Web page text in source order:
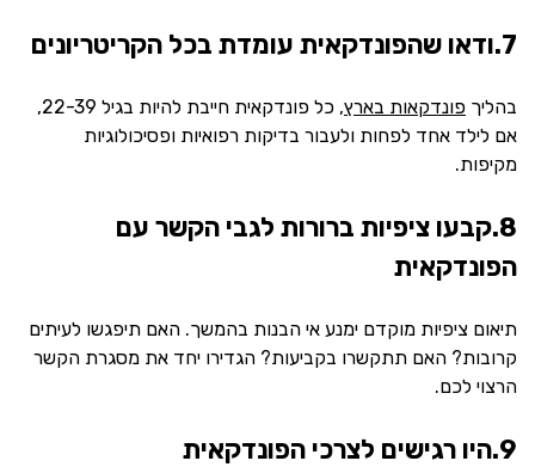
7.ודאו שהפונדקאית עומדת בכל הקריטריונים
בהליך פונדקאות בארץ
, כל פונדקאית חייבת להיות בגיל 22-39,
אם לילד אחד לפחות ולעבור בדיקות רפואיות ופסיכולוגיות
מקיפות.
8.קבעו ציפיות ברורות לגבי הקשר עם
הפונדקאית
תיאום ציפיות מוקדם ימנע אי הבנות בהמשך. האם תיפגשו לעיתים
קרובות? האם תתקשרו בקביעות? הגדירו יחד את מסגרת הקשר
הרצוי לכם.
9.היו רגישים לצרכי הפונדקאית